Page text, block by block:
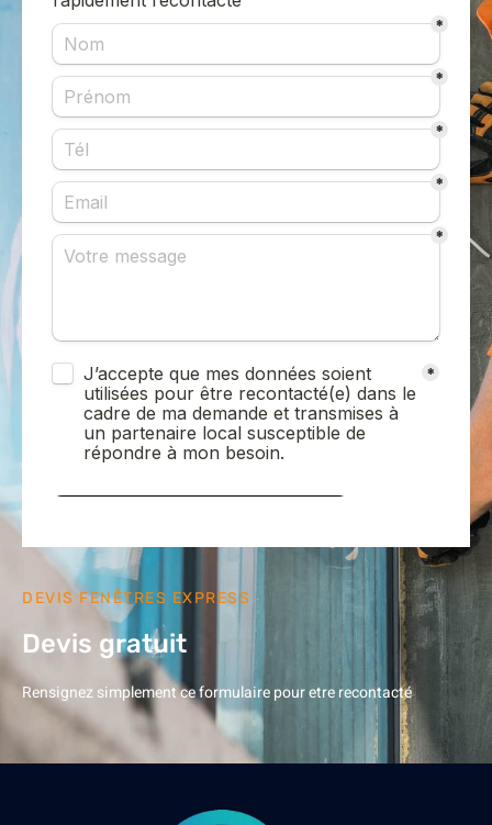
DEVIS FENÊTRES EXPRESS
Devis gratuit
Rensignez simplement ce formulaire pour etre recontacté